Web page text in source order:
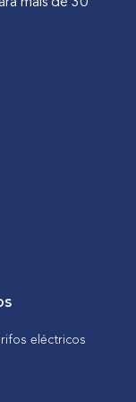
eléctricos